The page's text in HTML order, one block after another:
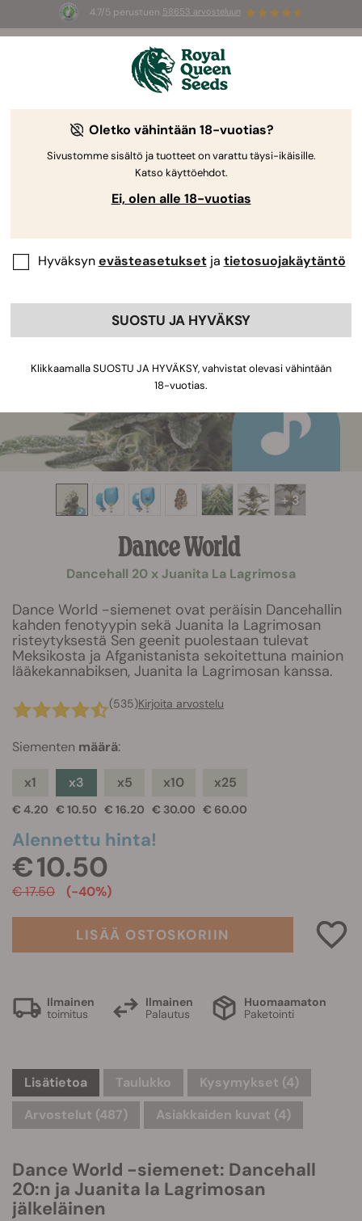
4.7/5 perustuen 58653 arvosteluun
Summer Sales: jopa –50 %
valikoiduista tuotteista! ⏤
+ 3
Dance World
Dancehall 20 x Juanita La Lagrimosa
Dance World -siemenet ovat peräisin Dancehallin
kahden fenotyypin sekä Juanita la Lagrimosan
risteytyksestä Sen geenit puolestaan tulevat
Meksikosta ja Afganistanista sekoitettuna mainion
lääkekannabiksen, Juanita la Lagrimosan kanssa.
(535)Kirjoita arvostelu
Siementen määrä:
x1
€ 4.20
x3
€ 10.50
x5
€ 16.20
x10
€ 30.00
x25
€ 60.00
Alennettu hinta!
€ 10.50
€ 17.50 (-40%)
LISÄÄ OSTOSKORIIN
Ilmainen
toimitus
Ilmainen
Palautus
Huomaamaton
Paketointi
Lisätietoa Taulukko Kysymykset (4)
Arvostelut (487)
Asiakkaiden kuvat (4)
Dance World -siemenet: Dancehall
20:n ja Juanita la Lagrimosan
jälkeläinen
Oletko vähintään 18-vuotias?
Sivustomme sisältö ja tuotteet on varattu täysi-ikäisille.
Katso käyttöehdot.
Ei, olen alle 18-vuotias
Hyväksynevästeasetuksetja tietosuojakäytäntö
SUOSTU JA HYVÄKSY
Klikkaamalla SUOSTU JA HYVÄKSY, vahvistat olevasi vähintään
18-vuotias.